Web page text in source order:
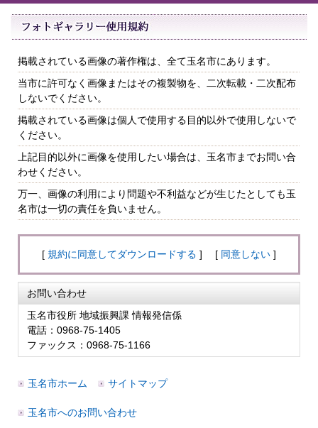
掲載されている画像の著作権は、全て玉名市にあります。
当市に許可なく画像またはその複製物を、二次転載・二次配布
しないでください。
掲載されている画像は個人で使用する目的以外で使用しないで
ください。
上記目的以外に画像を使用したい場合は、玉名市までお問い合
わせください。
万一、画像の利用により問題や不利益などが生じたとしても玉
名市は一切の責任を負いません。
[ 規約に同意してダウンロードする ] [ 同意しない ]
お問い合わせ
玉名市役所 地域振興課 情報発信係
電話：0968-75-1405
ファックス：0968-75-1166
玉名市ホーム サイトマップ
玉名市へのお問い合わせ